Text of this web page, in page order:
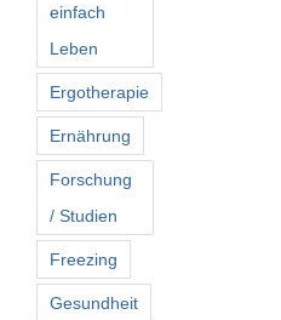
einfach
Leben
Ergotherapie
Ernährung
Forschung
/ Studien
Freezing
Gesundheit